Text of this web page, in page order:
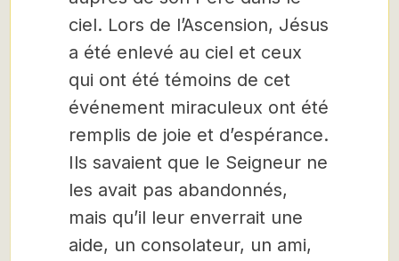
ciel. Lors de l’Ascension, Jésus
a été enlevé au ciel et ceux
qui ont été témoins de cet
événement miraculeux ont été
remplis de joie et d’espérance.
Ils savaient que le Seigneur ne
les avait pas abandonnés,
mais qu’il leur enverrait une
aide, un consolateur, un ami,